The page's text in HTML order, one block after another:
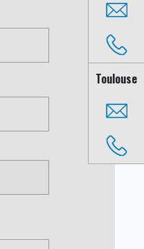
Toulouse